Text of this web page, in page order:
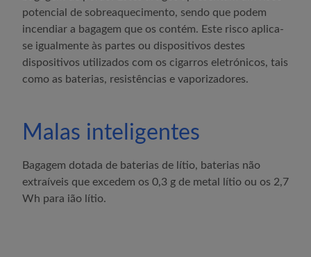
potencial de sobreaquecimento, sendo que podem
incendiar a bagagem que os contém. Este risco aplica-
se igualmente às partes ou dispositivos destes
dispositivos utilizados com os cigarros eletrónicos, tais
como as baterias, resistências e vaporizadores.
Malas inteligentes
Bagagem dotada de baterias de lítio, baterias não
extraíveis que excedem os 0,3 g de metal lítio ou os 2,7
Wh para ião lítio.